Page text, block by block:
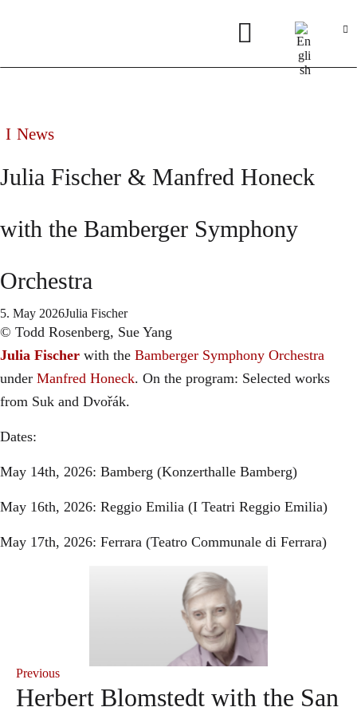
News
Julia Fischer & Manfred Honeck
with the Bamberger Symphony
Orchestra
5. May 2026Julia Fischer
© Todd Rosenberg, Sue Yang
Julia Fischer with the Bamberger Symphony Orchestra
under Manfred Honeck. On the program: Selected works
from Suk and Dvořák.
Dates:
May 14th, 2026: Bamberg (Konzerthalle Bamberg)
May 16th, 2026: Reggio Emilia (I Teatri Reggio Emilia)
May 17th, 2026: Ferrara (Teatro Communale di Ferrara)
Previous
Herbert Blomstedt with the San